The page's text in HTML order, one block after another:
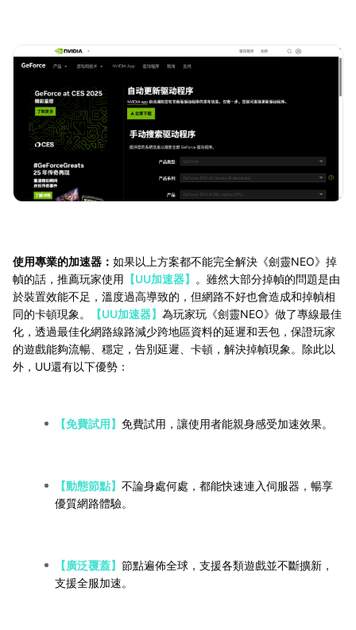
使用專業的加速器： 如果以上方案都不能完全解決《劍靈NEO》掉
幀的話，推薦玩家使用 【UU加速器】
。雖然大部分掉幀的問題是由
於裝置效能不足，溫度過高導致的，但網路不好也會造成和掉幀相
同的卡頓現象。
【UU加速器】 為玩家玩《劍靈NEO》做了專線最佳
化，透過最佳化網路線路減少跨地區資料的延遲和丟包，保證玩家
的遊戲能夠流暢、穩定，告別延遲、卡頓，解決掉幀現象。除此以
外，UU還有以下優勢：
【免費試用】 免費試用，讓使用者能親身感受加速效果。
【動態節點】 不論身處何處，都能快速連入伺服器，暢享
優質網路體驗。
【廣泛覆蓋】 節點遍佈全球，支援各類遊戲並不斷擴新，
支援全服加速。